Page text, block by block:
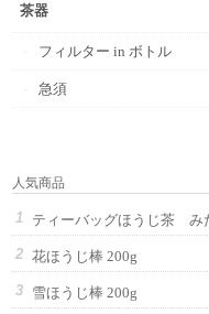
茶器
フィルター in ボトル
急須
人気商品
ティーバッグほうじ茶
花ほうじ棒 200g
雪ほうじ棒 200g